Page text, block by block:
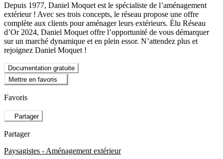
Depuis 1977, Daniel Moquet est le spécialiste de l’aménagement
extérieur ! Avec ses trois concepts, le réseau propose une offre
complète aux clients pour aménager leurs extérieurs. Élu Réseau
d’Or 2024, Daniel Moquet offre l’opportunité de vous démarquer
sur un marché dynamique et en plein essor. N’attendez plus et
rejoignez Daniel Moquet !
Documentation gratuite
Mettre en favoris
Favoris
Partager
Partager
Paysagistes - Aménagement extérieur